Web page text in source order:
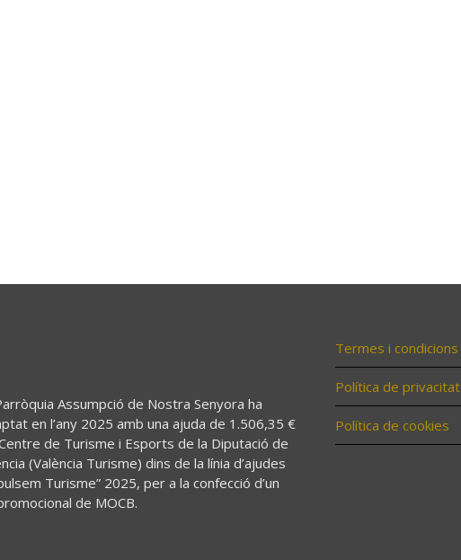
Assumpció de Nostra Senyora ha
en l’any 2025 amb una ajuda de 1.506,35 €
de Turisme i Esports de la Diputació de
(València Turisme) dins de la línia d’ajudes
Turisme” 2025, per a la confecció d’un
de MOCB.
Termes i condicions
Política de privacitat
Política de cookies